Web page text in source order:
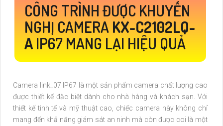
CÔNG TRÌNH ĐƯỢC KHUYẾN
NGHỊ CAMERA KX-C2102LQ-
A IP67 MANG LẠI HIỆU QUẢ
Camera link_07 IP67 là một sản phẩm camera chất lượng cao
được thiết kế đặc biệt dành cho nhà hàng và khách sạn. Với
thiết kế tinh tế và mỹ thuật cao, chiếc camera này không chỉ
mang đến khả năng giám sát an ninh mà còn được coi là một